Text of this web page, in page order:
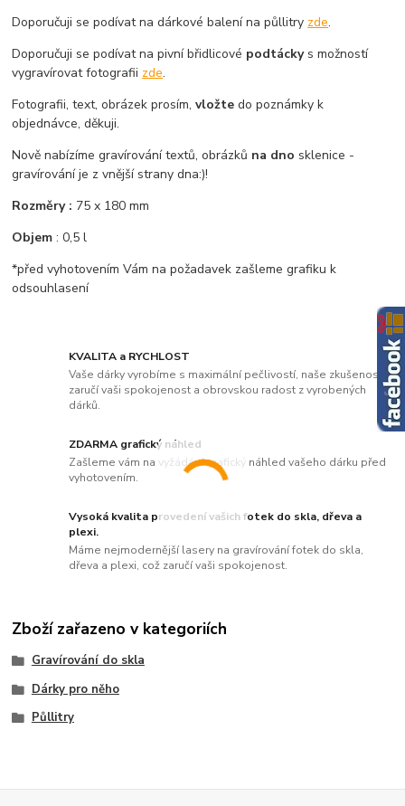
KVALITA a RYCHLOST
Vaše dárky vyrobíme s maximální pečlivostí, naše zkušenosti
zaručí vaši spokojenost a obrovskou radost z vyrobených
dárků.
ZDARMA grafický náhled
Zašleme vám na vyžádání grafický náhled vašeho dárku před
vyhotovením.
Vysoká kvalita provedení vašich fotek do skla, dřeva a
plexi.
Máme nejmodernější lasery na gravírování fotek do skla,
dřeva a plexi, což zaručí vaši spokojenost.
Doporučuji se podívat na dárkové balení na půllitry zde.
Doporučuji se podívat na pivní břidlicové podtácky s možností
vygravírovat fotografii zde.
Fotografii, text, obrázek prosím,vložtedo poznámky k
objednávce, děkuji.
Nově nabízíme gravírování textů, obrázků na dno sklenice -
gravírování je z vnější strany dna:)!
Rozměry : 75 x 180 mm
Objem : 0,5 l
*před vyhotovením Vám na požadavek zašleme grafiku k
odsouhlasení
Zboží zařazeno v kategoriích
Gravírování do skla
Dárky pro něho
Půllitry